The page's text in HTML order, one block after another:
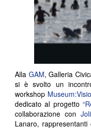
Alla GAM, Galleria
si è svolto un
workshop
dedicato al progetto
collaborazione con
Lanaro,